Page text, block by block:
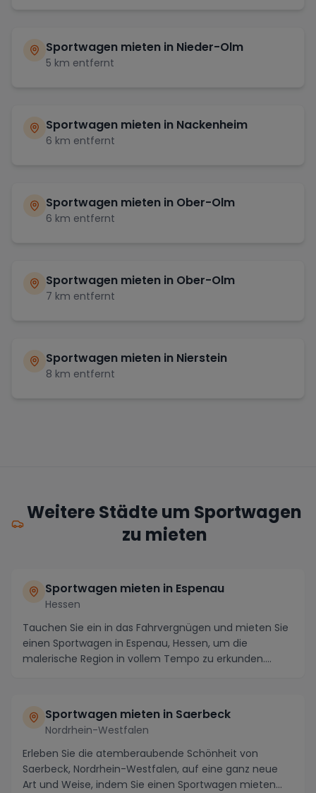
Sportwagen mieten in Nieder-Olm
5 km entfernt
Sportwagen mieten in Nackenheim
6 km entfernt
Sportwagen mieten in Ober-Olm
6 km entfernt
Sportwagen mieten in Ober-Olm
7 km entfernt
Sportwagen mieten in Nierstein
8 km entfernt
Weitere Städte um Sportwagen
zu mieten
Sportwagen mieten in Espenau
Hessen
Tauchen Sie ein in das Fahrvergnügen und mieten Sie
einen Sportwagen in Espenau, Hessen, um die
malerische Region in vollem Tempo zu erkunden.
Sportwagen mieten in Saerbeck
Nordrhein-Westfalen
Erleben Sie die atemberaubende Schönheit von
Saerbeck, Nordrhein-Westfalen, auf eine ganz neue
Art und Weise, indem Sie einen Sportwagen mieten